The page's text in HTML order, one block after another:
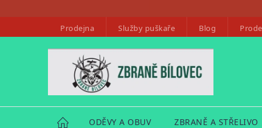
Prodejna Služby puškaře Blog
HOME ODĚVY A OBUV ZBRANĚ A STŘELIVO